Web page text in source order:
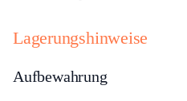
Lagerungshinweise
Aufbewahrung